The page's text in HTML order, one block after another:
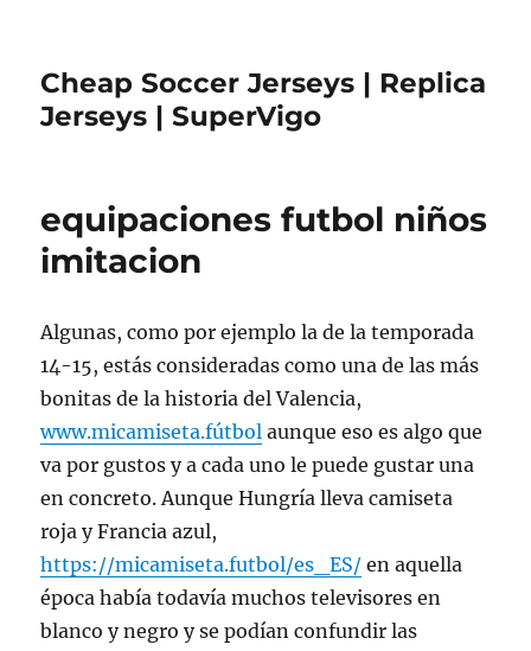
Cheap Soccer Jerseys | Replica
Jerseys | SuperVigo
equipaciones futbol niños
imitacion
Algunas, como por ejemplo la de la temporada
14-15, estás consideradas como una de las más
bonitas de la historia del Valencia,
www.micamiseta.fútbol aunque eso es algo que
va por gustos y a cada uno le puede gustar una
en concreto. Aunque Hungría lleva camiseta
roja y Francia azul,
https://micamiseta.futbol/es_ES/ en aquella
época había todavía muchos televisores en
blanco y negro y se podían confundir las